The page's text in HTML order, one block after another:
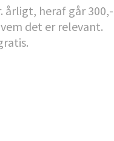
årligt, heraf går 300,-
det er relevant.